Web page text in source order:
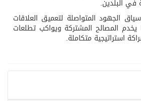
في البلدين.
الجهود المتواصلة لتعميق العلاقات
يخدم المصالح المشتركة ويواكب تطلعات
استراتيجية متكاملة.